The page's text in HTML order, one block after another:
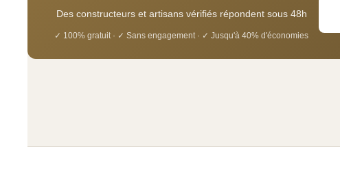
Des constructeurs et artisans vérifiés répondent sous 48h
✓ 100% gratuit · ✓ Sans engagement · ✓ Jusqu'à 40% d'économies